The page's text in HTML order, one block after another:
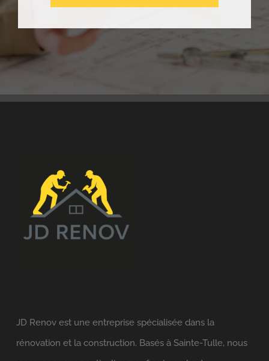
JD Renov est une entreprise spécialisée dans la
rénovation et la construction. Basés à Sainte-Tulle, nous